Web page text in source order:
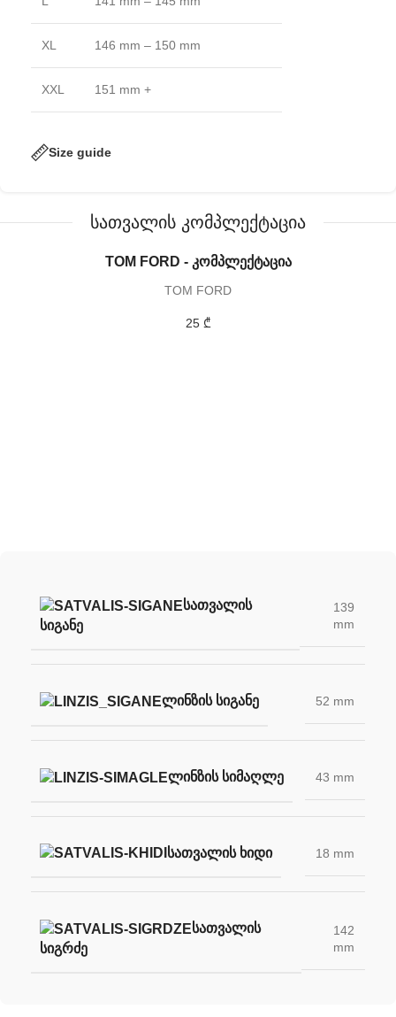
XL 146 mm – 150 mm
XXL 151 mm +
Size guide
სათვალის კომპლექტაცია
TOM FORD - კომპლექტაცია
TOM FORD
25 ₾
ᲡᲐᲗᲕᲐᲚᲘᲡ
ᲡᲘᲒᲐᲜᲔ
139
mm
ᲚᲘᲜᲖᲘᲡ ᲡᲘᲒᲐᲜᲔ 52 mm
ᲚᲘᲜᲖᲘᲡ ᲡᲘᲛᲐᲦᲚᲔ 43 mm
ᲡᲐᲗᲕᲐᲚᲘᲡ ᲮᲘᲓᲘ 18 mm
ᲡᲐᲗᲕᲐᲚᲘᲡ
ᲡᲘᲒᲠᲫᲔ
142
mm